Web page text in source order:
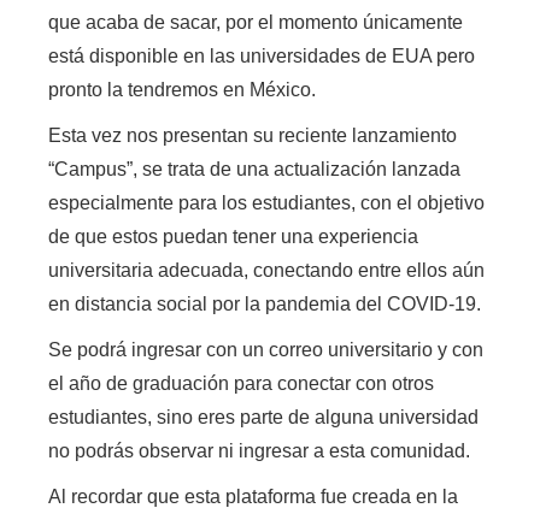
que acaba de sacar, por el momento únicamente
está disponible en las universidades de EUA pero
pronto la tendremos en México.
Esta vez nos presentan su reciente lanzamiento
“Campus”, se trata de una actualización lanzada
especialmente para los estudiantes, con el objetivo
de que estos puedan tener una experiencia
universitaria adecuada, conectando entre ellos aún
en distancia social por la pandemia del COVID-19.
Se podrá ingresar con un correo universitario y con
el año de graduación para conectar con otros
estudiantes, sino eres parte de alguna universidad
no podrás observar ni ingresar a esta comunidad.
Al recordar que esta plataforma fue creada en la